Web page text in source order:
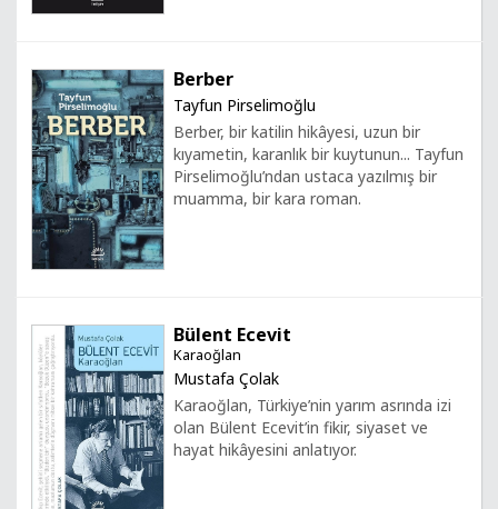
Berber
Tayfun Pirselimoğlu
Berber, bir katilin hikâyesi, uzun bir
kıyametin, karanlık bir kuytunun... Tayfun
Pirselimoğlu’ndan ustaca yazılmış bir
muamma, bir kara roman.
Bülent Ecevit
Karaoğlan
Mustafa Çolak
Karaoğlan, Türkiye’nin yarım asrında izi
olan Bülent Ecevit’in fikir, siyaset ve
hayat hikâyesini anlatıyor.